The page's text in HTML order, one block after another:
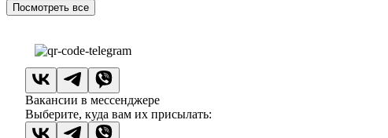
Посмотреть все
Вакансии в мессенджере
Выберите, куда вам их присылать: